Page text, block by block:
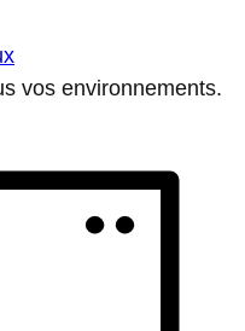
vos environnements.